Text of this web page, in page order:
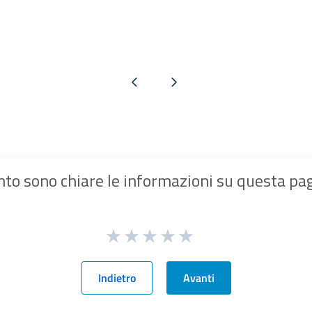
Pagina precedentePagina successiva
sono chiare le informazioni su questa
Indietro Avanti